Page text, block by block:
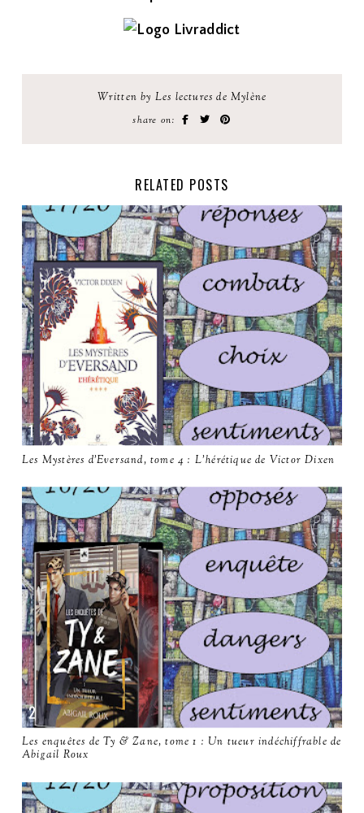
Written by Les lectures de Mylène
share on:
RELATED POSTS
Les Mystères d'Eversand, tome 4 : L'hérétique de Victor Dixen
Les enquêtes de Ty & Zane, tome 1 : Un tueur indéchiffrable de
Abigail Roux